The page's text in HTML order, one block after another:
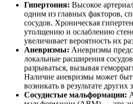
Гипертония: Высокое
одним из главных факторов,
сосудов. Хроническая
утолщению и ослаблению
увеличивает вероятность их
Аневризмы: Аневризмы
локальные расширения
разрываться, вызывая
Наличие аневризмы может
возникать в результате других
Сосудистые мальформации: